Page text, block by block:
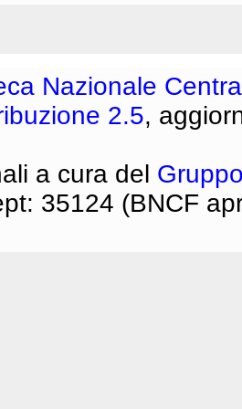
Nazionale
2.5,
a cura del
35124 (BNCF